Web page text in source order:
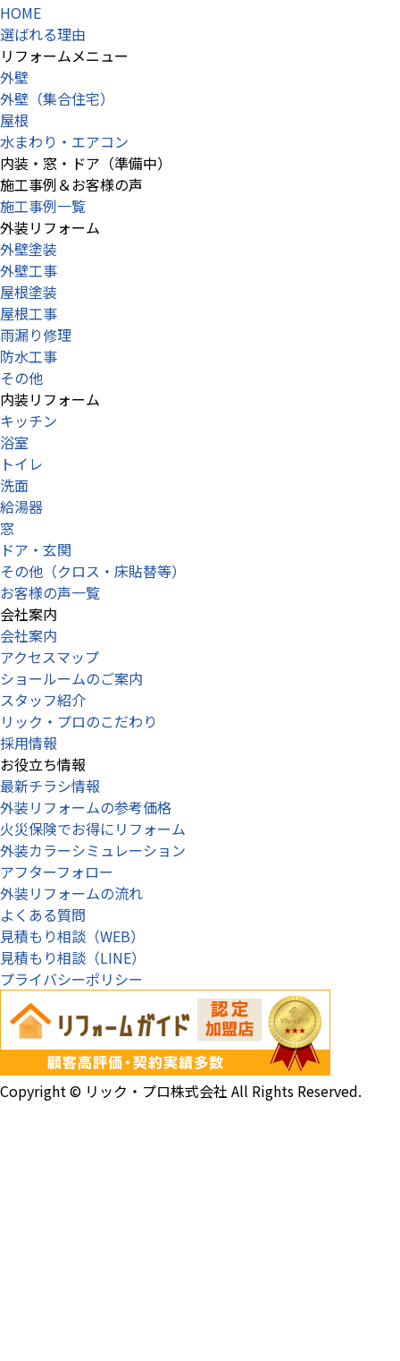
HOME
選ばれる理由
リフォームメニュー
外壁
外壁（集合住宅）
屋根
水まわり・エアコン
内装・窓・ドア（準備中）
施工事例＆お客様の声
施工事例一覧
外装リフォーム
外壁塗装
外壁工事
屋根塗装
屋根工事
雨漏り修理
防水工事
その他
内装リフォーム
キッチン
浴室
トイレ
洗面
給湯器
窓
ドア・玄関
その他（クロス・床貼替等）
お客様の声一覧
会社案内
会社案内
アクセスマップ
ショールームのご案内
スタッフ紹介
リック・プロのこだわり
採用情報
お役立ち情報
最新チラシ情報
外装リフォームの参考価格
火災保険でお得にリフォーム
外装カラーシミュレーション
アフターフォロー
外装リフォームの流れ
よくある質問
見積もり相談（WEB）
見積もり相談（LINE）
プライバシーポリシー
Copyright © リック・プロ株式会社 All Rights Reserved.